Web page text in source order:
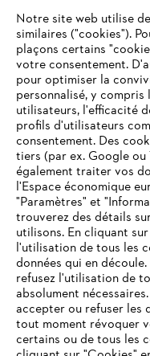
L'Entreprise
Questions
Service
Politique de protection
Mentions légales
Informations juridiques
VOTRE
N'EST PLUS
Vous utilisez un
en charge, et certaines
peuvent fonctionner
optimale de notre site,
Notre site web utilise
similaires ("cookies").
plaçons certains
votre consentement.
pour optimiser la
personnalisé, y
utilisateurs, l'efficacité
profils d'utilisateurs
consentement. Des
tiers (par ex. Google ou
également traiter vos
l'Espace économique
"Paramètres" et
trouverez des détails
utilisons. En cliquant
l'utilisation de tous les
données qui en
refusez l'utilisation de
absolument
accepter ou refuser les
tout moment révoquer
certains ou de tous les